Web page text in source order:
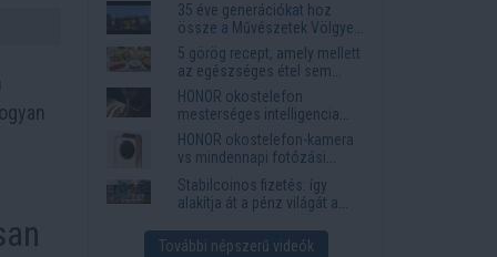
35 éve generációkat hoz
össze a Művészetek Völgye
– megvan a 2027-es időpont
és a bérletár
5 görög recept, amely mellett
az egészséges étel sem
tűnik lemondásnak
HONOR okostelefon
mesterséges intelligencia
funkciók, amelyek
megkönnyítik az életet
HONOR okostelefon-kamera
vs mindennapi fotózási
igények
Stabilcoinos fizetés: így
alakítja át a pénz világát a
Western Union
További népszerű videók